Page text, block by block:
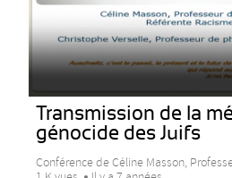
Transmission de la
génocide des Juifs
Conférence de Céline Masson,